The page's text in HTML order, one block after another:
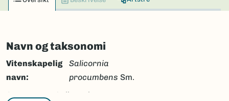
Navn og taksonomi
Vitenskapelig
navn:
Salicornia
procumbens Sm.
Synonymer:
Salicornia